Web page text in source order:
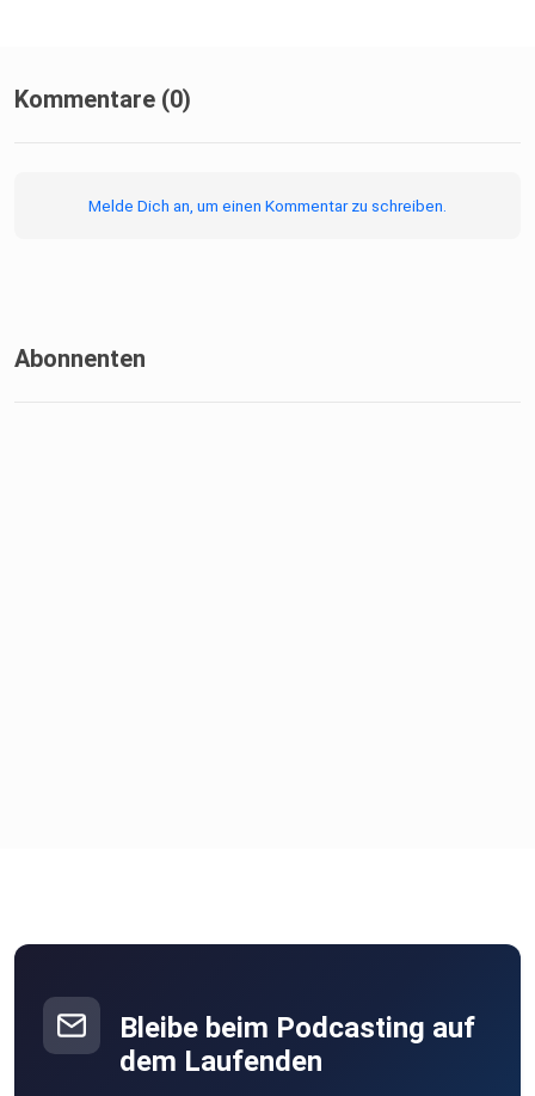
Kommentare (0)
Melde Dich an, um einen Kommentar zu schreiben.
Abonnenten
Bleibe beim Podcasting auf
dem Laufenden